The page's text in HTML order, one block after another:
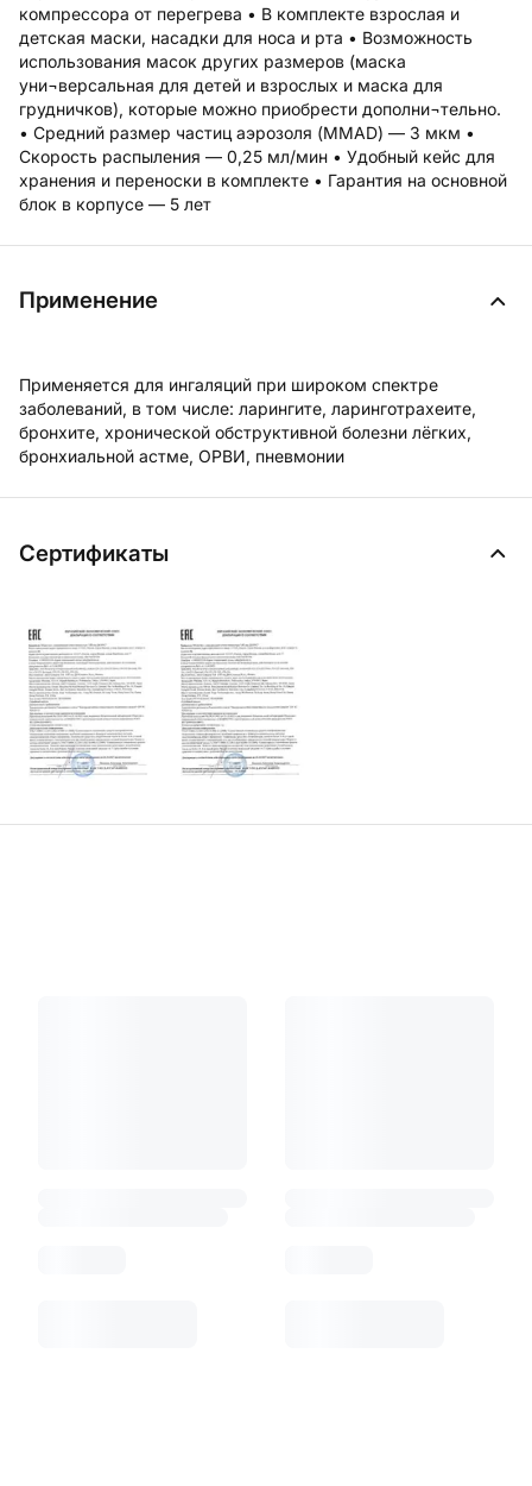
компрессора от перегрева • В комплекте взрослая и
детская маски, насадки для носа и рта • Возможность
использования масок других размеров (маска
уни¬версальная для детей и взрослых и маска для
грудничков), которые можно приобрести дополни¬тельно.
• Средний размер частиц аэрозоля (MMAD) — 3 мкм •
Скорость распыления — 0,25 мл/мин • Удобный кейс для
хранения и переноски в комплекте • Гарантия на основной
блок в корпусе — 5 лет
Применение
Применяется для ингаляций при широком спектре
заболеваний, в том числе: ларингите, ларинготрахеите,
бронхите, хронической обструктивной болезни лёгких,
бронхиальной астме, ОРВИ, пневмонии
Сертификаты